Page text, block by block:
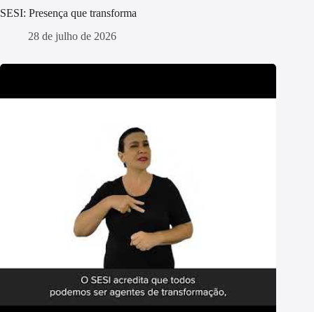
SESI: Presença que transforma
28 de julho de 2026